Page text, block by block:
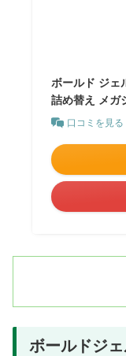
ボールド ジェ
詰め替え メガ
口コミを見る
ボールドジ